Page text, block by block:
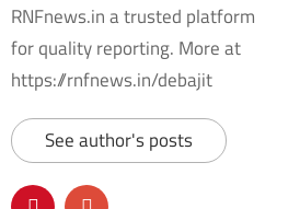
RNFnews.in a trusted platform
for quality reporting. More at
https://rnfnews.in/debajit
See author's posts